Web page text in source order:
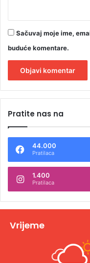
Sačuvaj moje ime,
buduće komentare.
t
n
t
v
Pratite nas na
44.000
Pratilaca
1.400
Pratilaca
Vrijeme